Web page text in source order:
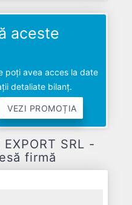
aceste
poți avea acces la date
detaliate bilanț.
VEZI PROMOȚIA
SRL -
firmă